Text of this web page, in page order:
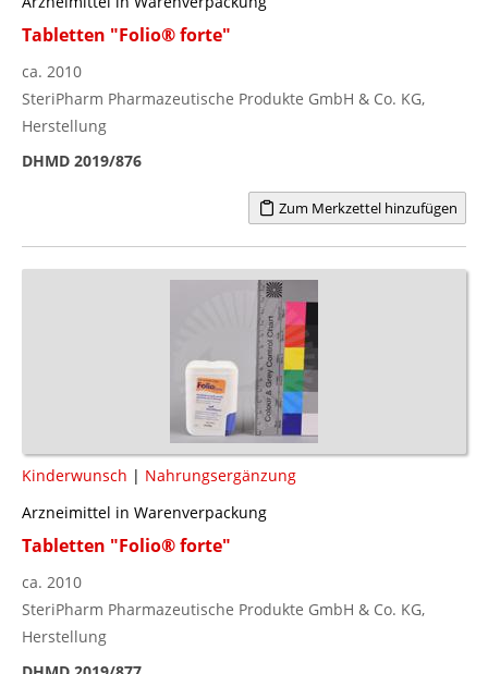
Tabletten "Folio® forte"
ca. 2010
SteriPharm Pharmazeutische Produkte GmbH & Co. KG,
Herstellung
DHMD 2019/876
Zum Merkzettel hinzufügen
Kinderwunsch | Nahrungsergänzung
Arzneimittel in Warenverpackung
Tabletten "Folio® forte"
ca. 2010
SteriPharm Pharmazeutische Produkte GmbH & Co. KG,
Herstellung